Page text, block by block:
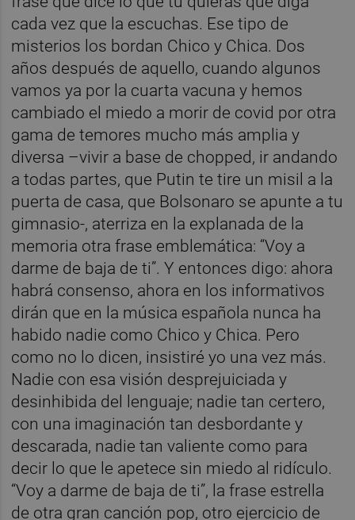
cada vez que la escuchas. Ese tipo de
misterios los bordan Chico y Chica. Dos
años después de aquello, cuando algunos
vamos ya por la cuarta vacuna y hemos
cambiado el miedo a morir de covid por otra
gama de temores mucho más amplia y
diversa –vivir a base de chopped, ir andando
a todas partes, que Putin te tire un misil a la
puerta de casa, que Bolsonaro se apunte a tu
gimnasio-, aterriza en la explanada de la
memoria otra frase emblemática: “Voy a
darme de baja de ti”. Y entonces digo: ahora
habrá consenso, ahora en los informativos
dirán que en la música española nunca ha
habido nadie como Chico y Chica. Pero
como no lo dicen, insistiré yo una vez más.
Nadie con esa visión desprejuiciada y
desinhibida del lenguaje; nadie tan certero,
con una imaginación tan desbordante y
descarada, nadie tan valiente como para
decir lo que le apetece sin miedo al ridículo.
“Voy a darme de baja de ti”, la frase estrella
de otra gran canción pop, otro ejercicio de